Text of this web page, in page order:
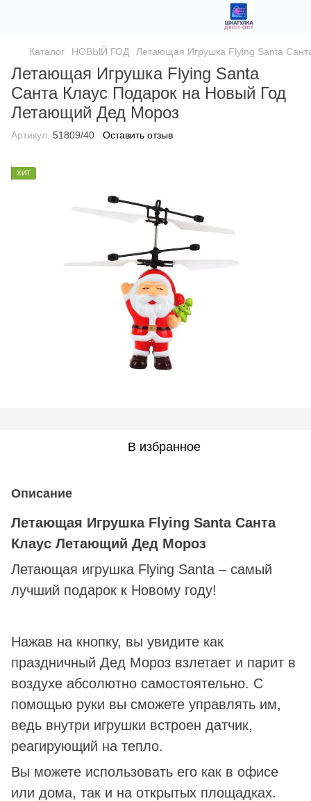
Каталог НОВЫЙ ГОД Летающая Игрушка Flying Santa
Летающая Игрушка Flying Santa
Санта Клаус Подарок на Новый Год
Летающий Дед Мороз
Артикул: 51809/40 Оставить отзыв
ХИТ
В избранное
Описание
Летающая Игрушка Flying Santa Санта
Клаус Летающий Дед Мороз
Летающая игрушка Flying Santa – самый
лучший подарок к Новому году!
Нажав на кнопку, вы увидите как
праздничный Дед Мороз взлетает и парит в
воздухе абсолютно самостоятельно. С
помощью руки вы сможете управлять им,
ведь внутри игрушки встроен датчик,
реагирующий на тепло.
Вы можете использовать его как в офисе
или дома, так и на открытых площадках.